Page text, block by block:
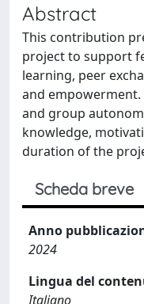
Abstract
This contribution
project to support
learning, peer
and
and group
knowledge,
duration of the
Scheda breve
Anno
2024
Lingua del
Italiano